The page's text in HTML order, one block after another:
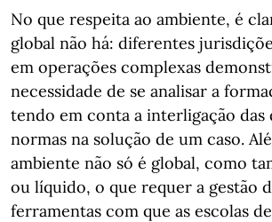
No que respeita ao ambiente, é
global não há: diferentes
em operações complexas
necessidade de se analisar a
tendo em conta a interligação das
normas na solução de um caso.
ambiente não só é global, como
ou líquido, o que requer a gestão
ferramentas com que as escolas